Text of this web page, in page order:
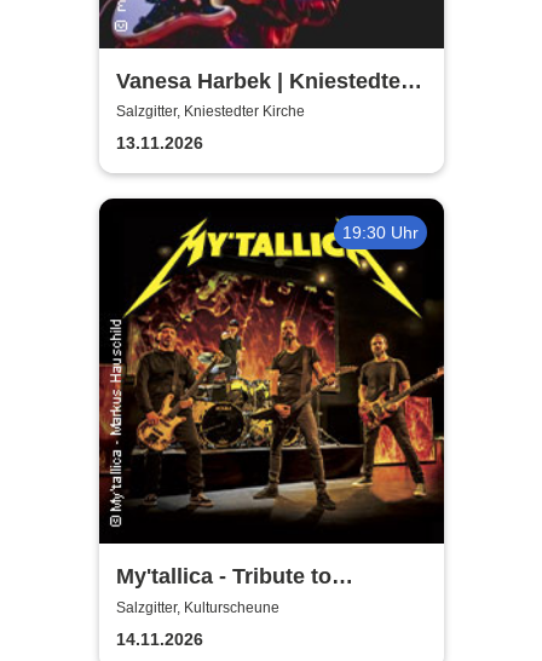
Vanesa Harbek | Kniestedter
Kirche
Salzgitter, Kniestedter Kirche
13.11.2026
19:30 Uhr
My'tallica - Tribute to
Metallica
Salzgitter, Kulturscheune
14.11.2026